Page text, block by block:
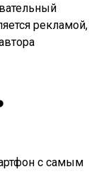
рекламой,
с самым